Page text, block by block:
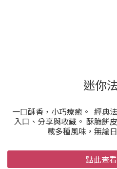
迷你
一口酥香，小巧療癒。 經典
入口、分享與收藏。 酥脆餅
載多種風味，無論
點此查